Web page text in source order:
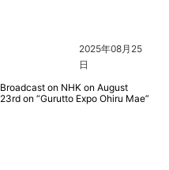
2025年08月25
日
Broadcast on NHK on August
23rd on “Gurutto Expo Ohiru Mae”